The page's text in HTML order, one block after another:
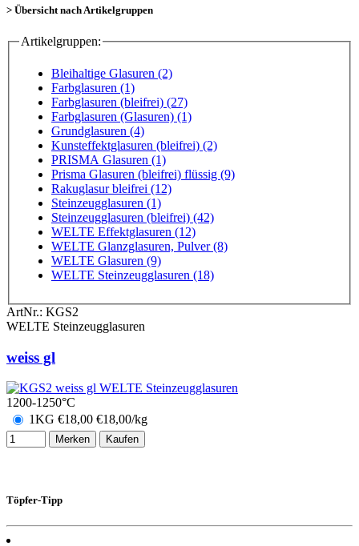
> Übersicht nach Artikelgruppen
Artikelgruppen:
Bleihaltige Glasuren (2)
Farbglasuren (1)
Farbglasuren (bleifrei) (27)
Farbglasuren (Glasuren) (1)
Grundglasuren (4)
Kunsteffektglasuren (bleifrei) (2)
PRISMA Glasuren (1)
Prisma Glasuren (bleifrei) flüssig (9)
Rakuglasur bleifrei (12)
Steinzeugglasuren (1)
Steinzeugglasuren (bleifrei) (42)
WELTE Effektglasuren (12)
WELTE Glanzglasuren, Pulver (8)
WELTE Glasuren (9)
WELTE Steinzeugglasuren (18)
ArtNr.: KGS2
WELTE Steinzeugglasuren
weiss gl
1200-1250°C
1KG €18,00 €18,00/kg
Merken Kaufen
Töpfer-Tipp